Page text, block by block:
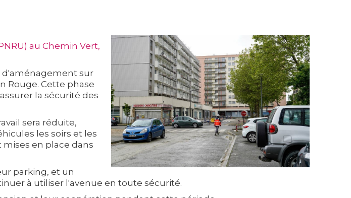
au Chemin Vert,
d'aménagement sur
Rouge. Cette phase
la sécurité des
sera réduite,
les soirs et les
en place dans
parking, et un
à utiliser l'avenue en toute sécurité.